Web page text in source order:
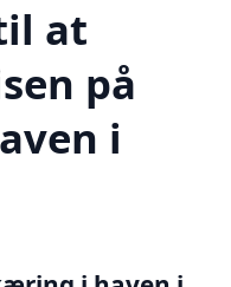
at
på
i